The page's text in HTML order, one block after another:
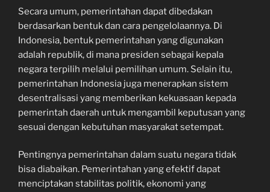
Secara umum, pemerintahan dapat dibedakan
berdasarkan bentuk dan cara pengelolaannya. Di
Indonesia, bentuk pemerintahan yang digunakan
adalah republik, di mana presiden sebagai kepala
negara terpilih melalui pemilihan umum. Selain itu,
pemerintahan Indonesia juga menerapkan sistem
desentralisasi yang memberikan kekuasaan kepada
pemerintah daerah untuk mengambil keputusan yang
sesuai dengan kebutuhan masyarakat setempat.
Pentingnya pemerintahan dalam suatu negara tidak
bisa diabaikan. Pemerintahan yang efektif dapat
menciptakan stabilitas politik, ekonomi yang